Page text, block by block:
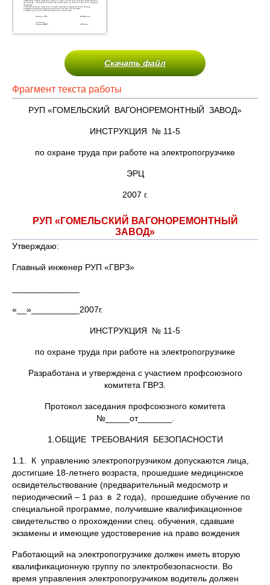
Скачать файл
Фрагмент текста работы
РУП «ГОМЕЛЬСКИЙ ВАГОНОРЕМОНТНЫЙ ЗАВОД»
ИНСТРУКЦИЯ № 11-5
по охране труда при работе на электропогрузчике
ЭРЦ
2007 г.
РУП «ГОМЕЛЬСКИЙ ВАГОНОРЕМОНТНЫЙ
ЗАВОД»
Утверждаю:
Главный инженер РУП «ГВРЗ»
«__»__________2007г.
ИНСТРУКЦИЯ № 11-5
по охране труда при работе на электропогрузчике
Разработана и утверждена с участием профсоюзного
комитета ГВРЗ.
Протокол заседания профсоюзного комитета
№_____от_______.
1.ОБЩИЕ ТРЕБОВАНИЯ БЕЗОПАСНОСТИ
1.1. К управлению электропогрузчиком допускаются лица,
достигшие 18-летнего возраста, прошедшие медицинское
освидетельствование (предварительный медосмотр и
периодический – 1 раз в 2 года), прошедшие обучение по
специальной программе, получившие квалификационное
свидетельство о прохождении спец. обучения, сдавшие
экзамены и имеющие удостоверение на право вождения
Работающий на электропогрузчике должен иметь вторую
квалификационную группу по электробезопасности. Во
время управления электропогрузчиком водитель должен